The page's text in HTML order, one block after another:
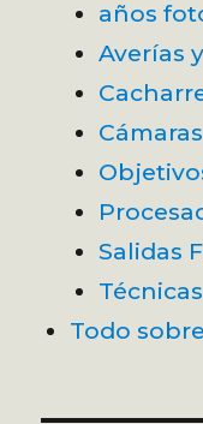
años
Averías
Cámaras
Salidas
Técnicas
Todo